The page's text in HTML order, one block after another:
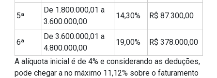
5ª
De 1.800.000,01 a
3.600.000,00
14,30% R$ 87.300,00
6ª
De 3.600.000,01 a
4.800.000,00
19,00% R$ 378.000,00
A alíquota inicial é de 4% e considerando as deduções,
pode chegar a no máximo 11,12% sobre o faturamento